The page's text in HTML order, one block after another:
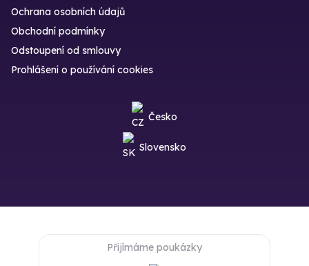
Ochrana osobních údajů
Obchodní podmínky
Odstoupení od smlouvy
Prohlášení o používání cookies
Česko
Slovensko
Přijímáme poukázky